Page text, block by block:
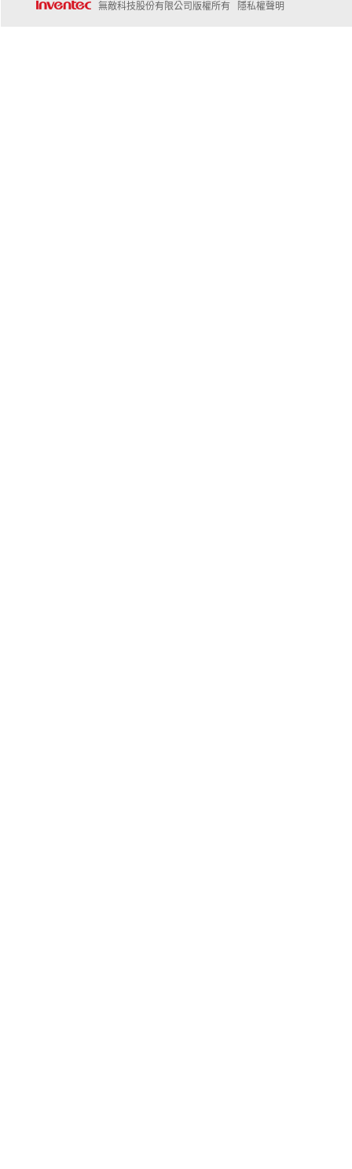
無敵科技股份有限公司版權所有
隱私權聲明